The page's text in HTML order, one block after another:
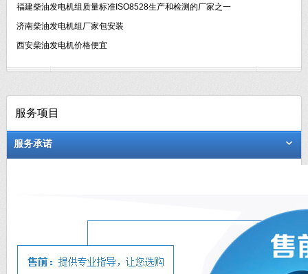
福建柴油发电机组质量标准ISO8528生产和检测的厂家之一
济南柴油发电机组厂家包安装
西安柴油发电机价格便宜
服务项目
服务承诺